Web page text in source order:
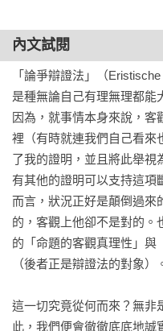
內文試閱
「論爭辯證法」（
是種無論自己有理無理都能
因為，就事情本身來說，客
裡（有時就連我們自己看來
了我的證明，並且將此舉視
有其他的證明可以支持這項
而言，狀況正好是顛倒過來
的，客觀上他卻不是對的。
的「命題的客觀真理性」與
（後者正是辯證法的對象）
這一切究竟從何而來？無非
此，我們便會徹徹底底地誠